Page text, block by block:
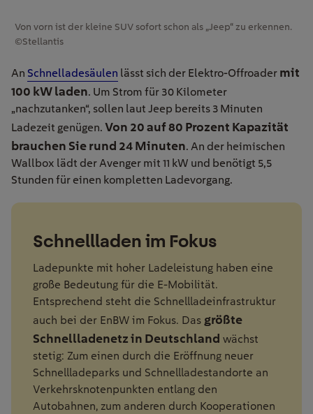
Von vorn ist der kleine SUV sofort schon als „Jeep“ zu erkennen.
©Stellantis
An Schnelladesäulen lässt sich der Elektro-Offroader mit
100 kW laden. Um Strom für 30 Kilometer
„nachzutanken“, sollen laut Jeep bereits 3 Minuten
Ladezeit genügen. Von 20 auf 80 Prozent Kapazität
brauchen Sie rund 24 Minuten. An der heimischen
Wallbox lädt der Avenger mit 11 kW und benötigt 5,5
Stunden für einen kompletten Ladevorgang.
Schnellladen im Fokus
Ladepunkte mit hoher Ladeleistung haben eine
große Bedeutung für die E-Mobilität.
Entsprechend steht die Schnellladeinfrastruktur
auch bei der EnBW im Fokus. Das größte
Schnellladenetz in Deutschland wächst
stetig: Zum einen durch die Eröffnung neuer
Schnellladeparks und Schnellladestandorte an
Verkehrsknotenpunkten entlang den
Autobahnen, zum anderen durch Kooperationen